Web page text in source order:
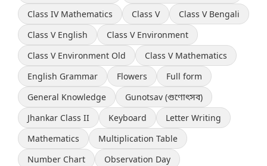
Class IV Mathematics
Class V
Class V Bengali
Class V English
Class V Environment
Class V Environment Old
Class V Mathematics
English Grammar
Flowers
Full form
General Knowledge
Gunotsav (গুণোৎসব)
Jhankar Class II
Keyboard
Letter Writing
Mathematics
Multiplication Table
Number Chart
Observation Day